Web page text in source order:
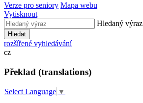
Verze pro seniory Mapa webu
Vytisknout
Hledaný výraz
Hledat
rozšířené vyhledávání
cz
Překlad (translations)
Select Language ▼